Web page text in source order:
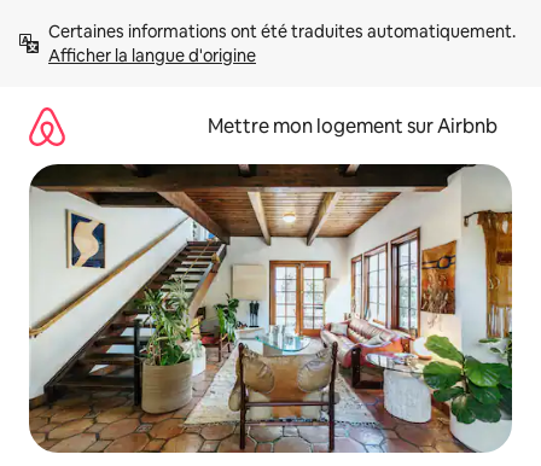
directement
Afficher la langue d'origine
Mettre mon logement sur Airbnb